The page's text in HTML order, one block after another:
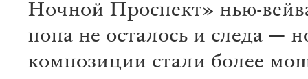
Ночной Проспект» нью-
попа не осталось и следа —
композиции стали более